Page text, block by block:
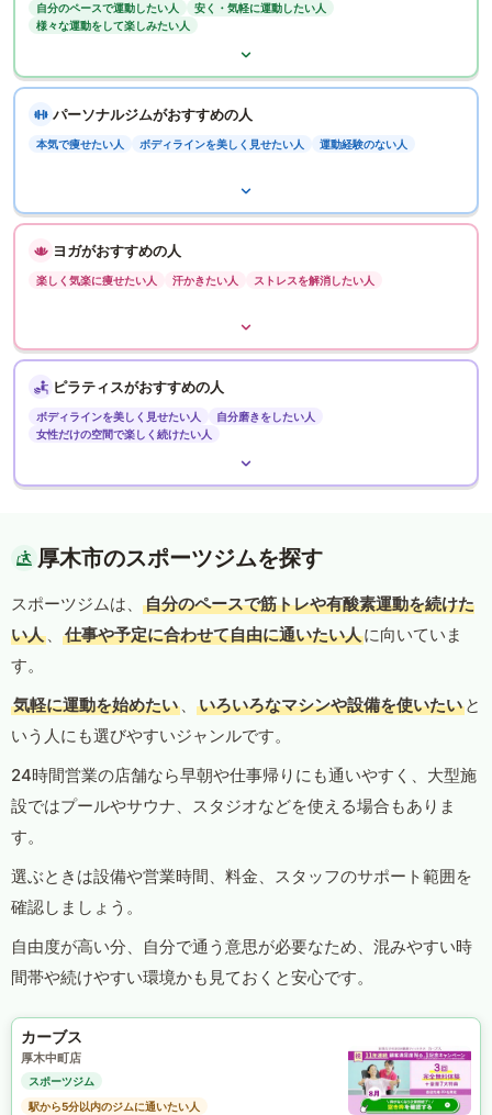
自分のペースで運動したい人
安く・気軽に運動したい人
様々な運動をして楽しみたい人
パーソナルジムがおすすめの人
本気で痩せたい人 ボディラインを美しく見せたい人 運動経験のない人
ヨガがおすすめの人
楽しく気楽に痩せたい人 汗かきたい人 ストレスを解消したい人
ピラティスがおすすめの人
ボディラインを美しく見せたい人
自分磨きをしたい人
女性だけの空間で楽しく続けたい人
厚木市のスポーツジムを探す
スポーツジムは、
自分のペースで筋トレや有酸素運動を続けた
い人 、 仕事や予定に合わせて自由に通いたい人に向いていま
す。
気軽に運動を始めたい 、 いろいろなマシンや設備を使いたい と
いう人にも選びやすいジャンルです。
24時間営業の店舗なら早朝や仕事帰りにも通いやすく、大型施
設ではプールやサウナ、スタジオなどを使える場合もありま
す。
選ぶときは設備や営業時間、料金、スタッフのサポート範囲を
確認しましょう。
自由度が高い分、自分で通う意思が必要なため、混みやすい時
間帯や続けやすい環境かも見ておくと安心です。
カーブス
厚木中町店
スポーツジム
駅から5分以内のジムに通いたい人